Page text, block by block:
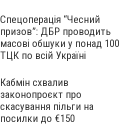
Спецоперація “Чесний
призов”: ДБР проводить
масові обшуки у понад 100
ТЦК по всій Україні
Кабмін схвалив
законопроєкт про
скасування пільги на
посилки до €150